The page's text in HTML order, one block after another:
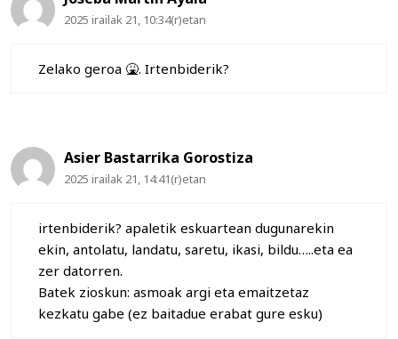
2025 irailak 21, 10:34(r)etan
Zelako geroa 🤮. Irtenbiderik?
Asier Bastarrika Gorostiza
2025 irailak 21, 14:41(r)etan
irtenbiderik? apaletik eskuartean dugunarekin
ekin, antolatu, landatu, saretu, ikasi, bildu…..eta ea
zer datorren.
Batek zioskun: asmoak argi eta emaitzetaz
kezkatu gabe (ez baitadue erabat gure esku)